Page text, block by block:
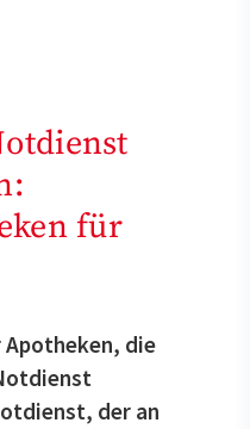
für
die
der an